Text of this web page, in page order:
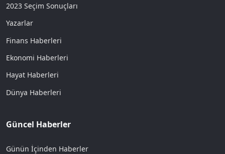
2023 Seçim Sonuçları
Yazarlar
Finans Haberleri
Ekonomi Haberleri
Hayat Haberleri
Dünya Haberleri
Güncel Haberler
Günün İçinden Haberler